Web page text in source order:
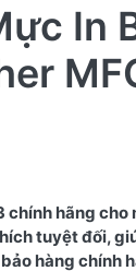
In
hãng
tuyệt đối,